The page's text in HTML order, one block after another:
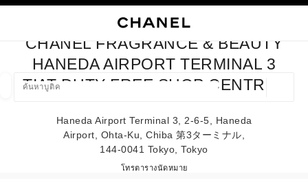
ค้นหาบูติค
CHANEL FRAGRANCE & BEAUTY
HANEDA AIRPORT TERMINAL 3
TIAT DUTY FREE SHOP CENTRAL
Haneda Airport Terminal 3, 2-6-5, Haneda
Airport, Ohta-Ku, Chiba 第3ターミナル,
144-0041 Tokyo, Tokyo
โทร0120-610-489
ตารางนัดหมายCHANEL FRAGRANCE &
ตัวกรองผลลัพธ์โดย:
แว่น นาฬิกาและเครื่องประดับอัญมณี